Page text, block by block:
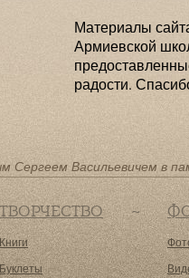
Материалы
Армиевской
радости.
Сергеем Васильевичем в
ТВОРЧЕСТВО
Книги
Буклеты